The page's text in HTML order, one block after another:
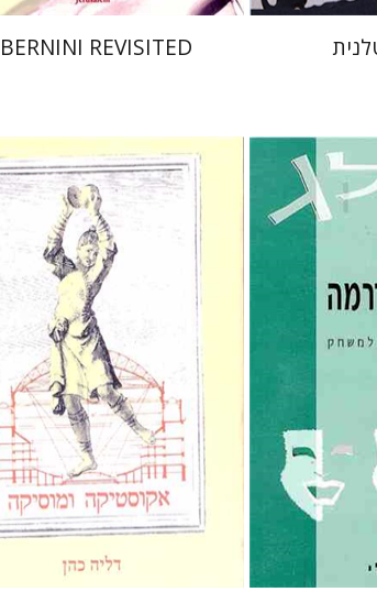
BERNINI REVISITED
מודפס
דליה כהן
הנחת אתר ספר מודפס
$35
$32